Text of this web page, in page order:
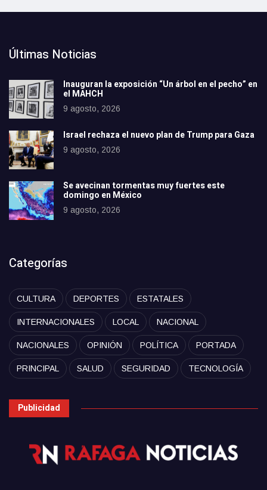
Últimas Noticias
Inauguran la exposición “Un árbol en el pecho” en
el MAHCH
9 agosto, 2026
Israel rechaza el nuevo plan de Trump para Gaza
9 agosto, 2026
Se avecinan tormentas muy fuertes este
domingo en México
9 agosto, 2026
Categorías
CULTURA DEPORTES ESTATALES
INTERNACIONALES LOCAL NACIONAL
NACIONALES OPINIÓN POLÍTICA PORTADA
PRINCIPAL SALUD SEGURIDAD TECNOLOGÍA
Publicidad